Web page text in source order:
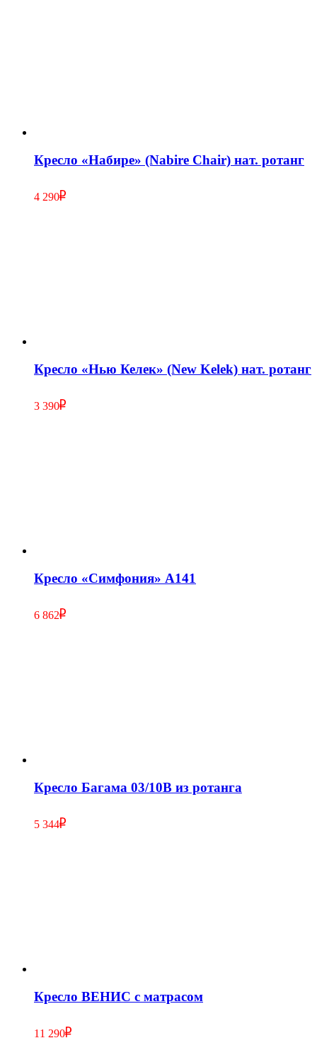
Кресло «Набире» (Nabire Chair) нат. ротанг
4 290
Кресло «Нью Келек» (New Kelek) нат. ротанг
3 390
Кресло «Симфония» A141
6 862
Кресло Багама 03/10B из ротанга
5 344
Кресло ВЕНИС с матрасом
11 290